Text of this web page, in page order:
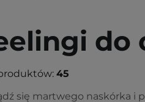
do
45
się martwego naskórka i